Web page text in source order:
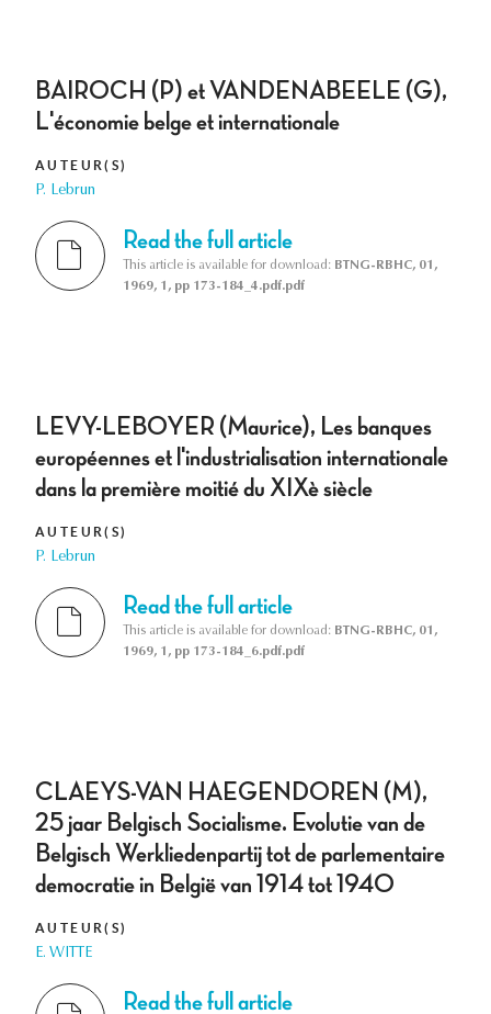
BAIROCH (P) et VANDENABEELE (G),
L'économie belge et internationale
AUTEUR(S)
P. Lebrun
Read the full article
This article is available for download: BTNG-RBHC, 01,
1969, 1, pp 173-184_4.pdf.pdf
LEVY-LEBOYER (Maurice), Les banques
européennes et l'industrialisation internationale
dans la première moitié du XIXè siècle
AUTEUR(S)
P. Lebrun
Read the full article
This article is available for download: BTNG-RBHC, 01,
1969, 1, pp 173-184_6.pdf.pdf
CLAEYS-VAN HAEGENDOREN (M),
25 jaar Belgisch Socialisme. Evolutie van de
Belgisch Werkliedenpartij tot de parlementaire
democratie in België van 1914 tot 1940
AUTEUR(S)
E. WITTE
Read the full article